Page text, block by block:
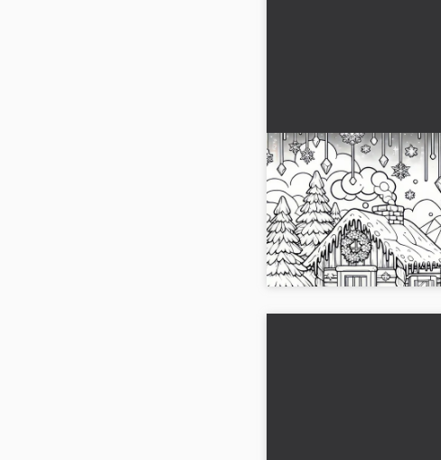
Kış manzarasındaki
İndirmek için boyama
(Ücretsiz)
Karlar kristallerinin büyüsünü
manzarasında deneyimle.
ücretsiz indir ve hemen